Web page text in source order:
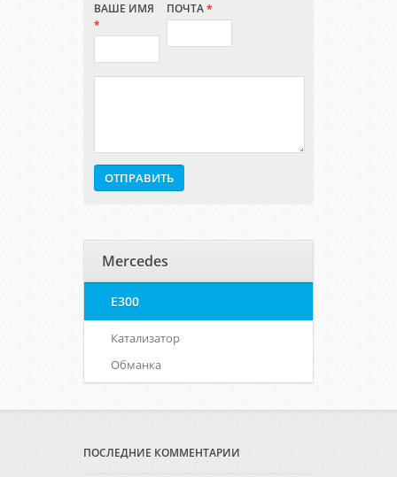
ВАШЕ ИМЯ
*
ПОЧТА*
Mercedes
E300
Катализатор
Обманка
ПОСЛЕДНИЕ КОММЕНТАРИИ